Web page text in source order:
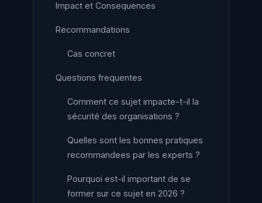
Impact et Consequences
Recommandations
Cas concret
Questions frequentes
Comment ce sujet impacte-t-il la
sécurité des organisations ?
Quelles sont les bonnes pratiques
recommandees par les experts ?
Pourquoi est-il important de se
former sur ce sujet en 2026 ?